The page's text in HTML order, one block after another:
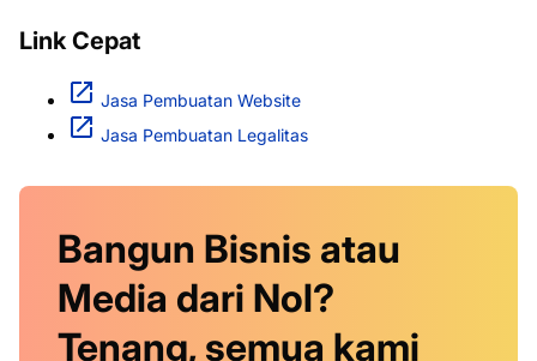
Link Cepat
Jasa Pembuatan Website
Jasa Pembuatan Legalitas
Bangun Bisnis atau
Media dari Nol?
Tenang, semua kami